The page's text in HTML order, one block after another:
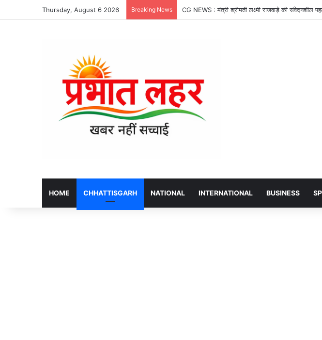
Thursday, August 6 2026 Breaking News
HOME CHHATTISGARH NATIONAL INTERNATIONAL BUSINESS